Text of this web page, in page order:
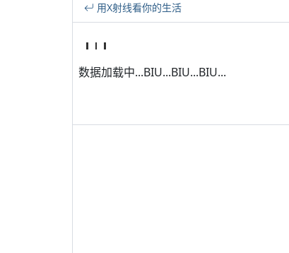
用X射线看你的生活
数据加载中...BIU...BIU...BIU...